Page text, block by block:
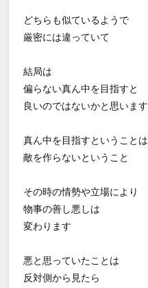
どちらも似ているようで
厳密には違っていて
結局は
偏らない真ん中を目指すと
良いのではないかと思います
真ん中を目指すということは
敵を作らないということ
その時の情勢や立場により
物事の善し悪しは
変わります
悪と思っていたことは
反対側から見たら